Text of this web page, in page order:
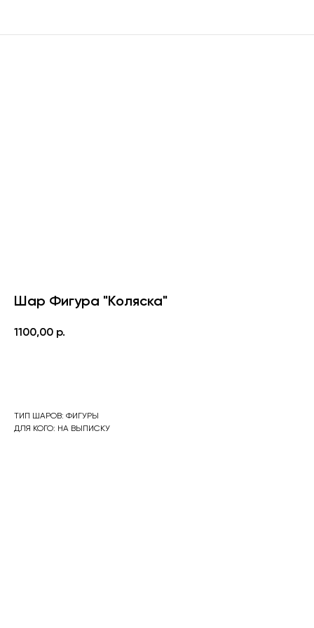
Шар Фигура "Коляска"
1100,00 р.
ТИП ШАРОВ: ФИГУРЫ
ДЛЯ КОГО: НА ВЫПИСКУ